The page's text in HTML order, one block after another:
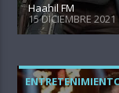
Haahil FM
15 DICIEMBRE 2021